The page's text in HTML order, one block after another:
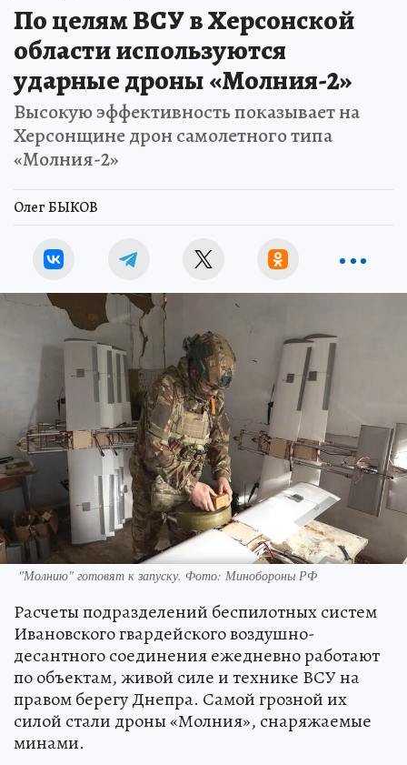
По целям ВСУ в Херсонской
области используются
ударные дроны «Молния-2»
Высокую эффективность показывает на
Херсонщине дрон самолетного типа
«Молния-2»
Олег БЫКОВ
"Молнию" готовят к запуску. Фото: Минобороны РФ
Расчеты подразделений беспилотных систем
Ивановского гвардейского воздушно-
десантного соединения ежедневно работают
по объектам, живой силе и технике ВСУ на
правом берегу Днепра. Самой грозной их
силой стали дроны «Молния», снаряжаемые
минами.